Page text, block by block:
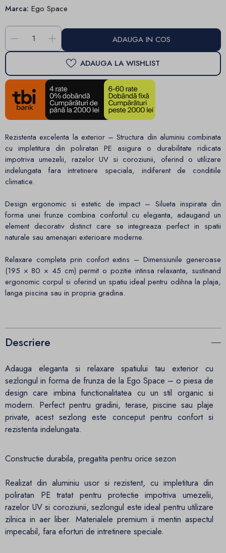
Marca: Ego Space
- + ADAUGA IN COS
ADAUGA LA WISHLIST
Rezistenta excelenta la exterior – Structura din aluminiu combinata
cu impletitura din poliratan PE asigura o durabilitate ridicata
impotriva umezelii, razelor UV si coroziunii, oferind o utilizare
indelungata fara intretinere speciala, indiferent de conditiile
climatice.
Design ergonomic si estetic de impact – Silueta inspirata din
forma unei frunze combina confortul cu eleganta, adaugand un
element decorativ distinct care se integreaza perfect in spatii
naturale sau amenajari exterioare moderne.
Relaxare completa prin confort extins – Dimensiunile generoase
(195 × 80 × 45 cm) permit o pozitie intinsa relaxanta, sustinand
ergonomic corpul si oferind un spatiu ideal pentru odihna la plaja,
langa piscina sau in propria gradina.
Descriere
Adauga eleganta si relaxare spatiului tau exterior cu
sezlongul in forma de frunza de la Ego Space – o piesa de
design care imbina functionalitatea cu un stil organic si
modern. Perfect pentru gradini, terase, piscine sau plaje
private, acest sezlong este conceput pentru confort si
rezistenta indelungata.
Constructie durabila, pregatita pentru orice sezon
Realizat din aluminiu usor si rezistent, cu impletitura din
poliratan PE tratat pentru protectie impotriva umezelii,
razelor UV si coroziunii, sezlongul este ideal pentru utilizare
zilnica in aer liber. Materialele premium ii mentin aspectul
impecabil, fara eforturi de intretinere speciale.